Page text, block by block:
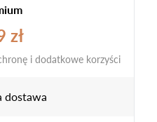
zł
i dodatkowe korzyści
dostawa